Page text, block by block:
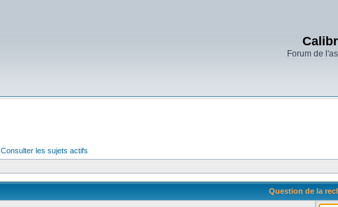
Forum de
Consulter les sujets actifs
Question de la